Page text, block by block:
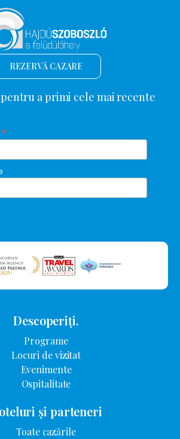
CĂUTARE DE CAZARE
REZERVĂ CAZARE
a primi cele mai recente
*
Descoperiți.
Programe
Locuri de vizitat
Evenimente
Ospitalitate
și parteneri
Toate cazările